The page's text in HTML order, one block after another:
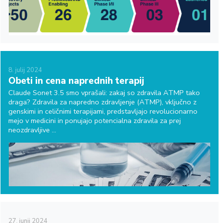
8. julij 2024
Obeti in cena naprednih terapij
Claude Sonet 3.5 smo vprašali: zakaj so zdravila ATMP tako
draga? Zdravila za napredno zdravljenje (ATMP), vključno z
genskimi in celičnimi terapijami, predstavljajo revolucionarno
mejo v medicini in ponujajo potencialna zdravila za prej
neozdravljive ...
27. junij 2024